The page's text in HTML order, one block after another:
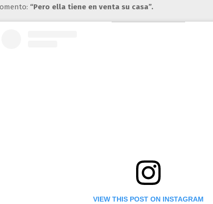
“Pero ella tiene en venta su casa”.
VIEW THIS POST ON INSTAGRAM